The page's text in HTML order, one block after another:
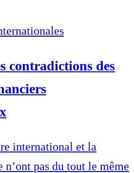
contradictions des
international et la
n’ont pas du tout le même